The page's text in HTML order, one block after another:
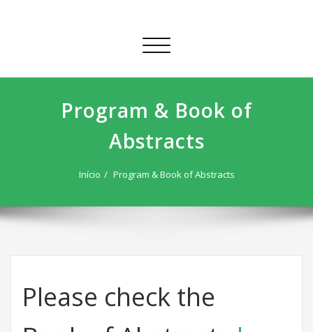
Alternar
navegação
Program & Book of
Abstracts
Início Program & Book of Abstracts
Please check the